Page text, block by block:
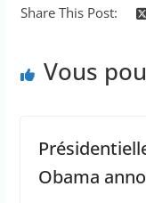
Share This Post:
Vous
Obama